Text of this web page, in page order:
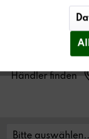
in ein 19“ Rack
Händler finden